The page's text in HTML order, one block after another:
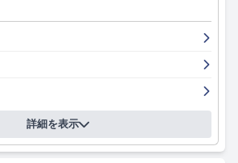
られており、カップルにとって魅力的な選
さらに、
A カーサ デイ ゴンザガ ホテル (A
主にとって歓迎的な環境を提供しています
デイ ゴンザガ ホテル (A Casa Dei Gonzaga,
、歴史的な魅力とモダンなアメニティが融合
を提供しており、献身的でフレンドリーな
ートされています。
わらず、静かで穏やかな雰囲気を保ってお
ています。
デミアの朝食はもう一つのハイライトで、
で、量も多いと頻繁に賞賛されています。
ペストリー、新鮮なフルーツ、ハム、チー
ーヒーなど、甘いものと塩辛いものが豊富
の質とコストパフォーマンスは一貫して評
部の宿泊客はビュッフェの構成と種類のわ
います。
詳細を表示